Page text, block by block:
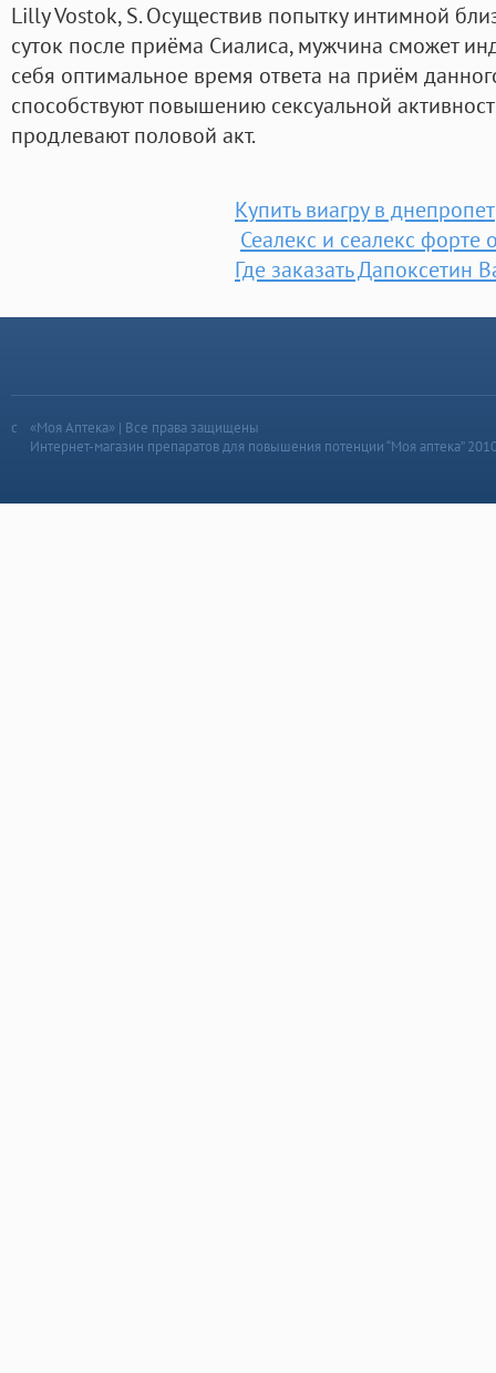
Lilly Vostok, S. Осуществив попытку интимной
суток после приёма Сиалиса, мужчина сможет
себя оптимальное время ответа на приём
способствуют повышению сексуальной
продлевают половой акт.
Купить виагру в
Сеалекс и сеалекс форте
Где заказать Дапоксетин
«Моя Аптека» | Все права защищены
Интернет-магазин препаратов для повышения потенции “Моя аптека”